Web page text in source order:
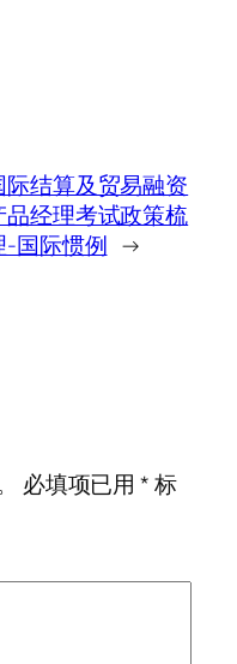
际结算及贸易融资
品经理考试政策梳
-国际惯例 →
必填项已用*标